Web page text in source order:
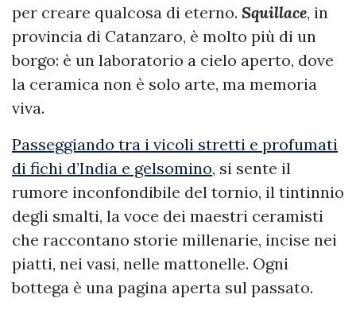
per creare qualcosa di eterno. Squillace, in
provincia di Catanzaro, è molto più di un
borgo: è un laboratorio a cielo aperto, dove
la ceramica non è solo arte, ma memoria
viva.
Passeggiando tra i vicoli stretti e profumati
di fichi d’India e gelsomino, si sente il
rumore inconfondibile del tornio, il tintinnio
degli smalti, la voce dei maestri ceramisti
che raccontano storie millenarie, incise nei
piatti, nei vasi, nelle mattonelle. Ogni
bottega è una pagina aperta sul passato.